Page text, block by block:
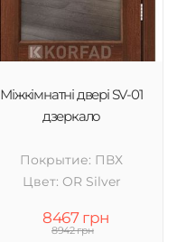
Міжкімнатні двері SV-01
дзеркало
Покрытие: ПВХ
Цвет: OR Silver
8467 грн
8942 грн